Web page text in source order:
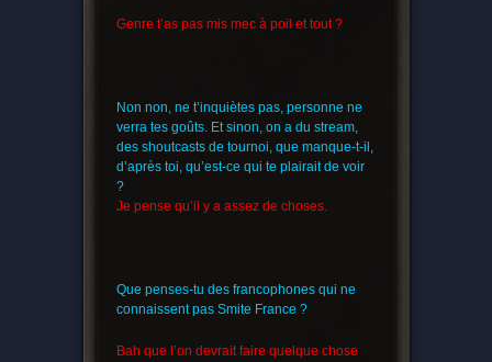
Genre t’as pas mis mec à poil et tout ?
Non non, ne t’inquiètes pas, personne ne
verra tes goûts. Et sinon, on a du stream,
des shoutcasts de tournoi, que manque-t-il,
d’après toi, qu’est-ce qui te plairait de voir
?
Je pense qu’il y a assez de choses.
Que penses-tu des francophones qui ne
connaissent pas Smite France ?
Bah que l’on devrait faire quelque chose